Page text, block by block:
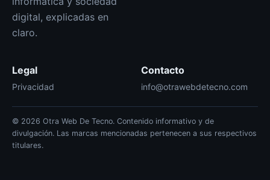
digital, explicadas en
claro.
Legal
Privacidad
Contacto
info@otrawebdetecno.com
© 2026 Otra Web De Tecno. Contenido informativo y de
divulgación. Las marcas mencionadas pertenecen a sus respectivos
titulares.